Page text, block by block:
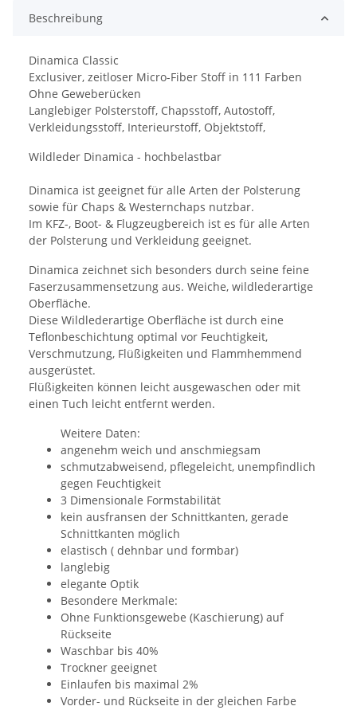
Beschreibung
Dinamica Classic
Exclusiver, zeitloser Micro-Fiber Stoff in 111 Farben
Ohne Geweberücken
Langlebiger Polsterstoff, Chapsstoff, Autostoff,
Verkleidungsstoff, Interieurstoff, Objektstoff,
Wildleder Dinamica - hochbelastbar
Dinamica ist geeignet für alle Arten der Polsterung
sowie für Chaps & Westernchaps nutzbar.
Im KFZ-, Boot- & Flugzeugbereich ist es für alle Arten
der Polsterung und Verkleidung geeignet.
Dinamica zeichnet sich besonders durch seine feine
Faserzusammensetzung aus. Weiche, wildlederartige
Oberfläche.
Diese Wildlederartige Oberfläche ist durch eine
Teflonbeschichtung optimal vor Feuchtigkeit,
Verschmutzung, Flüßigkeiten und Flammhemmend
ausgerüstet.
Flüßigkeiten können leicht ausgewaschen oder mit
einen Tuch leicht entfernt werden.
Weitere Daten:
angenehm weich und anschmiegsam
schmutzabweisend, pflegeleicht, unempfindlich
gegen Feuchtigkeit
3 Dimensionale Formstabilität
kein ausfransen der Schnittkanten, gerade
Schnittkanten möglich
elastisch ( dehnbar und formbar)
langlebig
elegante Optik
Besondere Merkmale:
Ohne Funktionsgewebe (Kaschierung) auf
Rückseite
Waschbar bis 40%
Trockner geeignet
Einlaufen bis maximal 2%
Vorder- und Rückseite in der gleichen Farbe